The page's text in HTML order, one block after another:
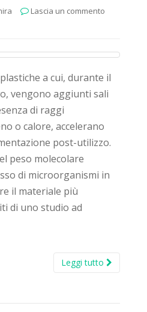
Lascia un commento
a cui, durante il
vengono aggiunti sali
di raggi
o calore, accelerano
post-utilizzo.
peso molecolare
di microorganismi in
il materiale più
di uno studio ad
Leggi tutto